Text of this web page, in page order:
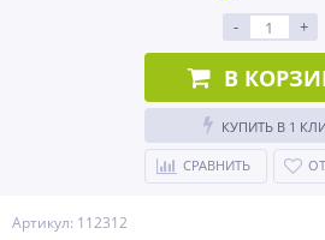
Артикул: 112312
- +
В
КУПИТЬ В 1
СРАВНИТЬ